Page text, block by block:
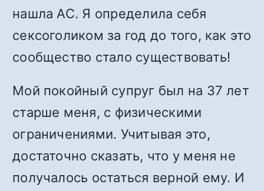
нашла АС. Я определила себя
сексоголиком за год до того, как это
сообщество стало существовать!
Мой покойный супруг был на 37 лет
старше меня, с физическими
ограничениями. Учитывая это,
достаточно сказать, что у меня не
получалось остаться верной ему. И